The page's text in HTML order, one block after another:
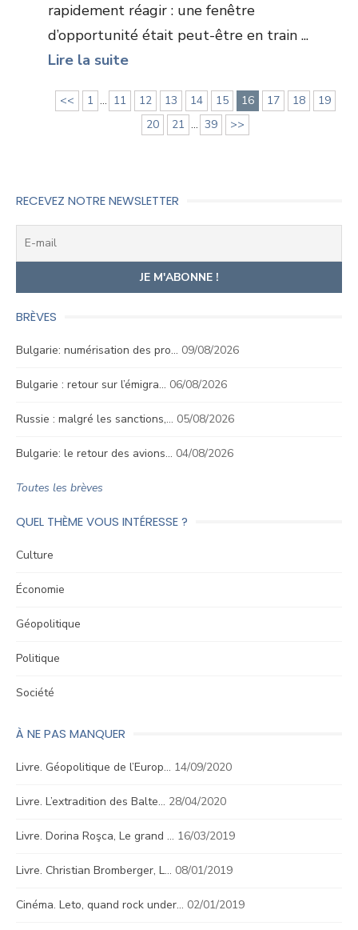
rapidement réagir : une fenêtre
d’opportunité était peut-être en train ...
Lire la suite
<< 1 ... 11 12 13 14 15 16 17 18
19
20
21 ... 39 >>
RECEVEZ NOTRE NEWSLETTER
BRÈVES
Bulgarie: numérisation des pro… 09/08/2026
Bulgarie : retour sur l’émigra… 06/08/2026
Russie : malgré les sanctions,… 05/08/2026
Bulgarie: le retour des avions… 04/08/2026
Toutes les brèves
QUEL THÈME VOUS INTÉRESSE ?
Culture
Économie
Géopolitique
Politique
Société
À NE PAS MANQUER
Livre. Géopolitique de l’Europ… 14/09/2020
Livre. L’extradition des Balte… 28/04/2020
Livre. Dorina Roşca, Le grand … 16/03/2019
Livre. Christian Bromberger, L… 08/01/2019
Cinéma. Leto, quand rock under… 02/01/2019